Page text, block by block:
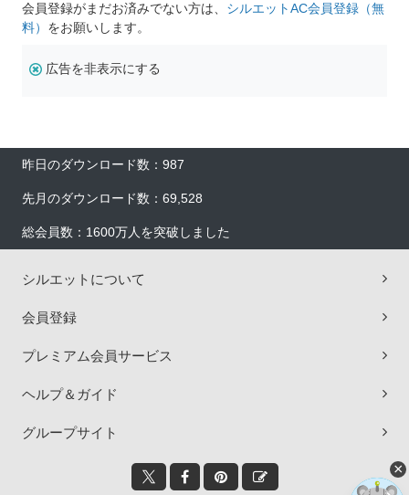
会員登録がまだお済みでない方は、 シルエットAC会員登録（無
料） をお願いします。
広告を非表示にする
昨日のダウンロード数：987
先月のダウンロード数：69,528
総会員数：1600万人を突破しました
シルエットについて
会員登録
プレミアム会員サービス
ヘルプ＆ガイド
グループサイト
×